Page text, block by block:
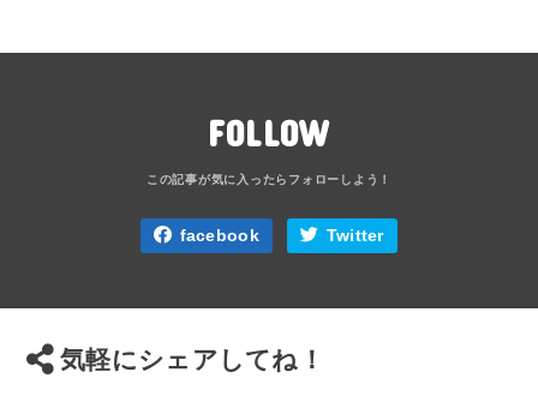
FOLLOW
facebook Twitter
気軽にシェアしてね！